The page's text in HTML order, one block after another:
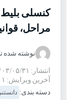
کنسلی بلیط
مراحل،
نوشته شده
انتشار: ۱۴۰۳/۰۵/۳۱ ساعت ۰۸:۵۶
آخرین ویرایش: ۱۴۰۵/۰۴/۰۱ ساعت ۱۴:۲۴
دسته بندی: